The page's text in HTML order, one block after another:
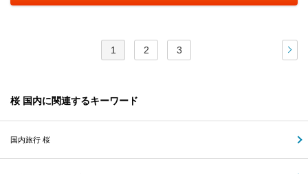
1 2 3
桜 国内に関連するキーワード
国内旅行 桜